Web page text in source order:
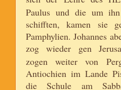
Paulus und die um
schifften, kamen sie
Pamphylien. Johannes
zog wieder gen
zogen weiter von
Antiochien im Lande
die Schule am